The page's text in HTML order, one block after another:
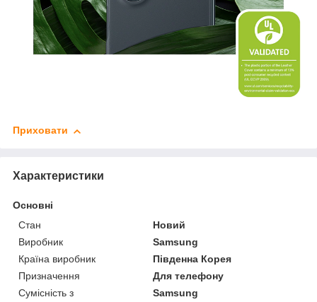
Приховати
Характеристики
Основні
Стан
Новий
Виробник
Samsung
Країна виробник
Південна Корея
Призначення
Для телефону
Сумісність з
Samsung